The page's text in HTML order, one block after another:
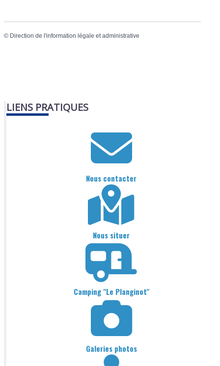
© Direction de l'information légale et administrative
LIENS PRATIQUES
Nous contacter
Nous situer
Camping "Le Planginot"
Galeries photos